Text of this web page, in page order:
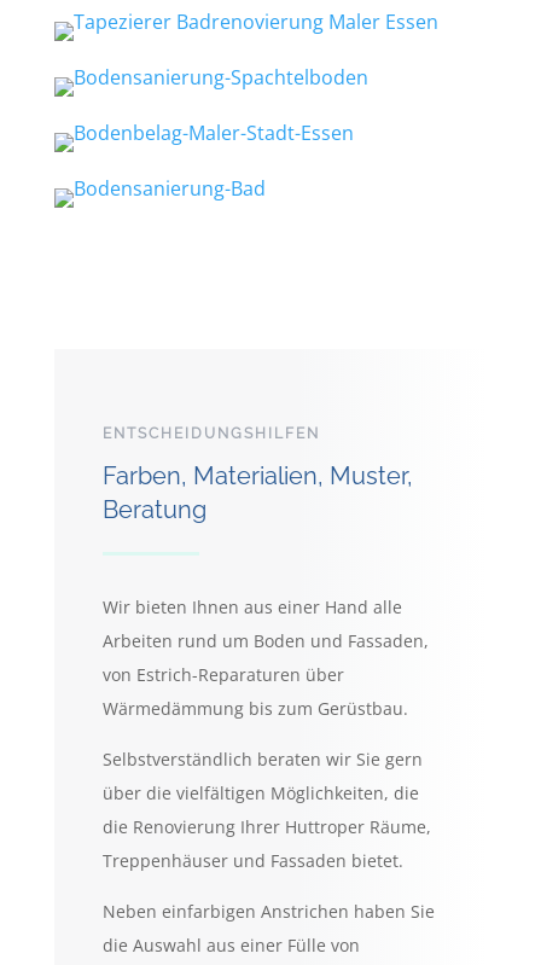
ENTSCHEIDUNGSHILFEN
Farben, Materialien, Muster,
Beratung
Wir bieten Ihnen aus einer Hand alle
Arbeiten rund um Boden und Fassaden,
von Estrich-Reparaturen über
Wärmedämmung bis zum Gerüstbau.
Selbstverständlich beraten wir Sie gern
über die vielfältigen Möglichkeiten, die
die Renovierung Ihrer Huttroper Räume,
Treppenhäuser und Fassaden bietet.
Neben einfarbigen Anstrichen haben Sie
die Auswahl aus einer Fülle von